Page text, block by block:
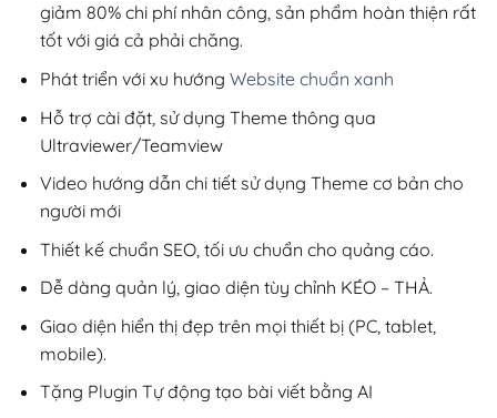
giảm 80% chi phí nhân công, sản phẩm hoàn thiện rất
tốt với giá cả phải chăng.
Phát triển với xu hướng Website chuẩn xanh
Hỗ trợ cài đặt, sử dụng Theme thông qua
Ultraviewer/Teamview
Video hướng dẫn chi tiết sử dụng Theme cơ bản cho
người mới
Thiết kế chuẩn SEO, tối ưu chuẩn cho quảng cáo.
Dễ dàng quản lý, giao diện tùy chỉnh KÉO – THẢ.
Giao diện hiển thị đẹp trên mọi thiết bị (PC, tablet,
mobile).
Tặng Plugin Tự động tạo bài viết bằng AI